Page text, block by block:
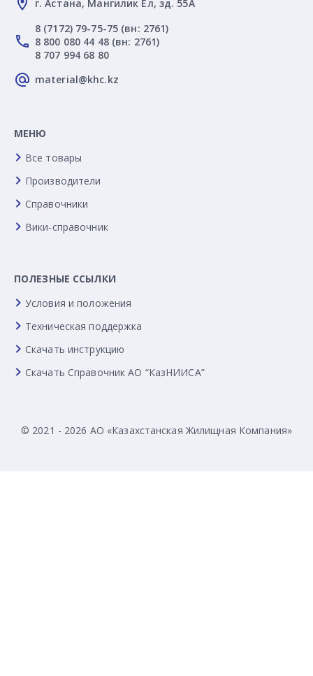
г. Астана, Мангилик Ел, зд. 55А
8 (7172) 79-75-75 (вн: 2761)
8 800 080 44 48 (вн: 2761)
8 707 994 68 80
material@khc.kz
МЕНЮ
Все товары
Производители
Справочники
Вики-справочник
ПОЛЕЗНЫЕ ССЫЛКИ
Условия и положения
Техническая поддержка
Скачать инструкцию
Скачать Справочник АО “КазНИИСА”
© 2021 - 2026 АО «Казахстанская Жилищная Компания»